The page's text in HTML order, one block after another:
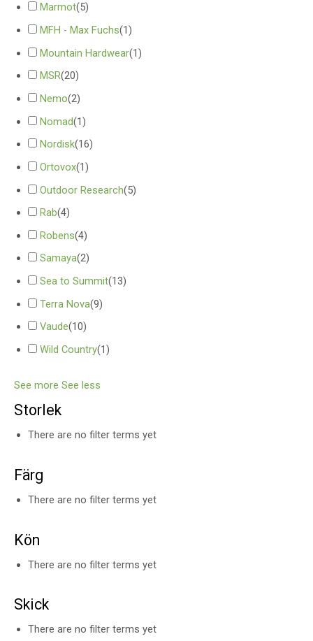
Marmot(5)
MFH - Max Fuchs(1)
Mountain Hardwear(1)
MSR(20)
Nemo(2)
Nomad(1)
Nordisk(16)
Ortovox(1)
Outdoor Research(5)
Rab(4)
Robens(4)
Samaya(2)
Sea to Summit(13)
Terra Nova(9)
Vaude(10)
Wild Country(1)
See more See less
Storlek
There are no filter terms yet
Färg
There are no filter terms yet
Kön
There are no filter terms yet
Skick
There are no filter terms yet